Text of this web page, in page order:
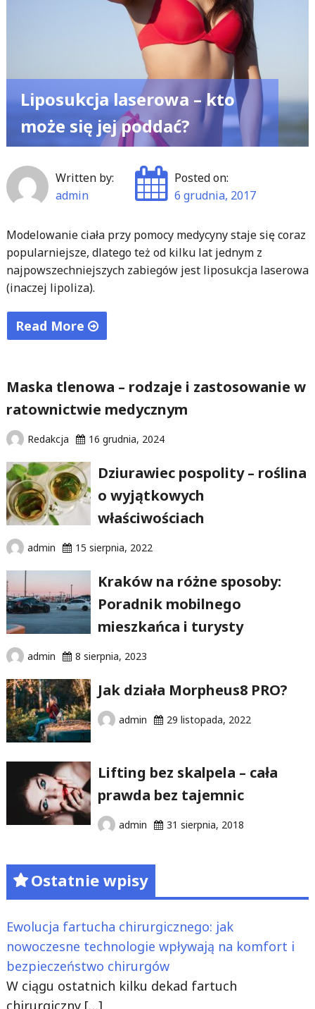
Liposukcja laserowa – kto
może się jej poddać?
Written by:
admin
Posted on:
6 grudnia, 2017
Modelowanie ciała przy pomocy medycyny staje się coraz
popularniejsze, dlatego też od kilku lat jednym z
najpowszechniejszych zabiegów jest liposukcja laserowa
(inaczej lipoliza).
Read More
–
kto
może
się
jej
poddać?"
Maska tlenowa – rodzaje i zastosowanie w
ratownictwie medycznym
Redakcja 16 grudnia, 2024
Dziurawiec pospolity – roślina
o wyjątkowych
właściwościach
admin 15 sierpnia, 2022
Kraków na różne sposoby:
Poradnik mobilnego
mieszkańca i turysty
admin 8 sierpnia, 2023
Jak działa Morpheus8 PRO?
admin 29 listopada, 2022
Lifting bez skalpela – cała
prawda bez tajemnic
admin 31 sierpnia, 2018
Ostatnie wpisy
Ewolucja fartucha chirurgicznego: jak
nowoczesne technologie wpływają na komfort i
bezpieczeństwo chirurgów
W ciągu ostatnich kilku dekad fartuch